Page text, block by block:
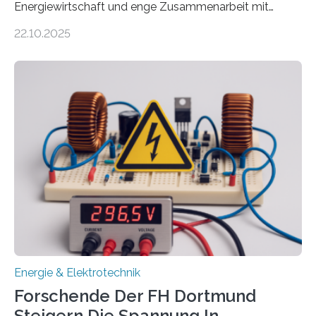
Energiewirtschaft und enge Zusammenarbeit mit
neuen EU-geförderten Transfer-Projekte zu
Energietechnologien werden vom Europäischen
Sozialfonds Plus (ESF+) gefördert – mit einer
Gesamtsumme von mehr als zwei Millionen Euro.
Damit zählt die Hochschule zu den großen
Gewinnerinnen der aktuellen Förderrunde des
Bayerischen Wissenschaftsministeriums. Im
Mittelpunkt steht der direkte Wissenstransfer: Neue
wissenschaftliche Erkenntnisse sollen rasch in die
22.10.2025
Energie & Elektrotechnik
Forschende Der FH Dortmund